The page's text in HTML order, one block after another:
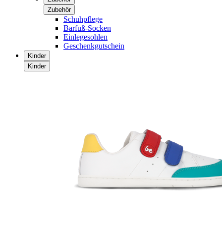
Zubehör
Schuhpflege
Barfuß-Socken
Einlegesohlen
Geschenkgutschein
Kinder
Kinder